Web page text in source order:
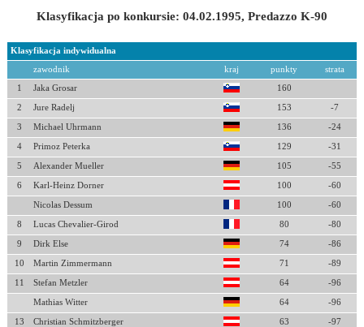
Klasyfikacja po konkursie: 04.02.1995, Predazzo K-90
Klasyfikacja indywidualna
zawodnik kraj punkty strata
1 Jaka Grosar 160
2 Jure Radelj 153 -7
3 Michael Uhrmann 136 -24
4 Primoz Peterka 129 -31
5 Alexander Mueller 105 -55
6 Karl-Heinz Dorner 100 -60
Nicolas Dessum 100 -60
8 Lucas Chevalier-Girod 80 -80
9 Dirk Else 74 -86
10 Martin Zimmermann 71 -89
11 Stefan Metzler 64 -96
Mathias Witter 64 -96
13 Christian Schmitzberger 63 -97